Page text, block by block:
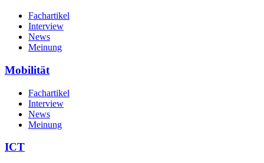
Fachartikel
Interview
News
Meinung
Mobilität
Fachartikel
Interview
News
Meinung
ICT